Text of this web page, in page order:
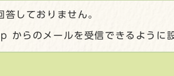
しておりません。
らのメールを受信できるように